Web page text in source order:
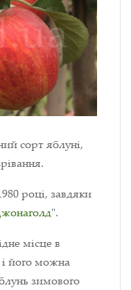
сорт яблуні,
році, завдяки
".
місце в
і його можна
зимового